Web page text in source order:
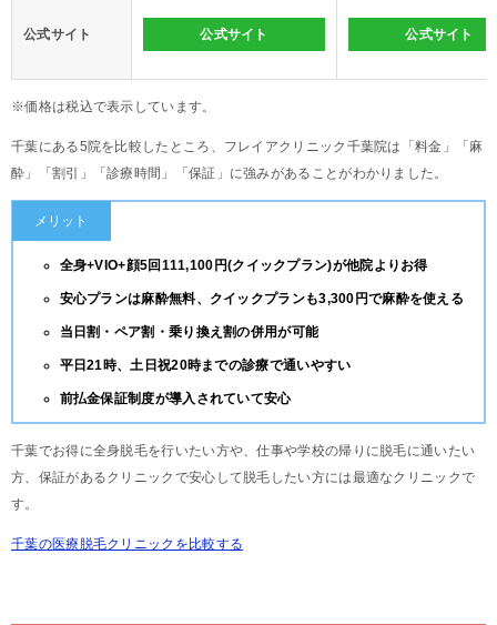
公式サイト 公式サイト 公式サイト
※価格は税込で表示しています。
千葉にある5院を比較したところ、フレイアクリニック千葉院は「料金」「麻
酔」「割引」「診療時間」「保証」に強みがあることがわかりました。
メリット
全身+VIO+顔5回111,100円(クイックプラン)が他院よりお得
安心プランは麻酔無料、クイックプランも3,300円で麻酔を使える
当日割・ペア割・乗り換え割の併用が可能
平日21時、土日祝20時までの診療で通いやすい
前払金保証制度が導入されていて安心
千葉でお得に全身脱毛を行いたい方や、仕事や学校の帰りに脱毛に通いたい
方、保証があるクリニックで安心して脱毛したい方には最適なクリニックで
す。
千葉の医療脱毛クリニックを比較する